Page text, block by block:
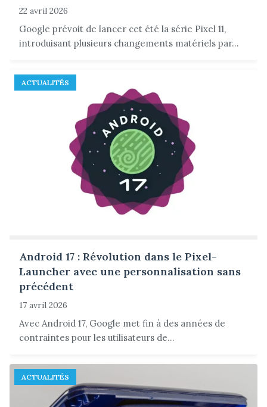
22 avril 2026
Google prévoit de lancer cet été la série Pixel 11,
introduisant plusieurs changements matériels par...
ACTUALITÉS
Android 17 : Révolution dans le Pixel-
Launcher avec une personnalisation sans
précédent
17 avril 2026
Avec Android 17, Google met fin à des années de
contraintes pour les utilisateurs de...
ACTUALITÉS